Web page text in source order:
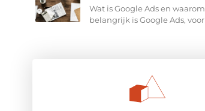
Wat is Google Ads en
belangrijk is Google Ads,